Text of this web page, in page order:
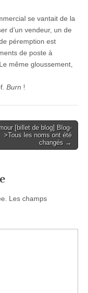
se vantait de la
d’un vendeur, un de
péremption est
de poste à
même gloussement,
Burn !
[billet de blog] Blog-
>Tous les noms ont été
changés →
Les champs